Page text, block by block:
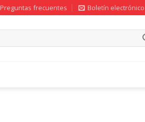
Preguntas frecuentes Boletín electrónico